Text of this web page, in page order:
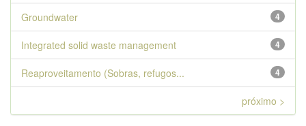
4
Groundwater
4
Integrated solid waste management
4
Reaproveitamento (Sobras, refugos...
próximo >